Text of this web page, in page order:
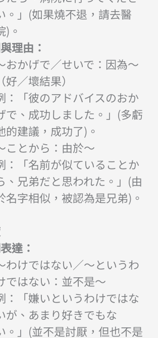
。」(如果燒不退，請去醫
)。
理由：
おかげで／せいで：因為～
（好／壞結果）
：「彼のアドバイスのおか
で、成功しました。」(多虧
的建議，成功了)。
ことから：由於～
：「名前が似ていることか
、兄弟だと思われた。」(由
名字相似，被認為是兄弟)。
達：
わけではない／～というわ
ではない：並不是～
：「嫌いというわけではな
が、あまり好きでもな
。」(並不是討厭，但也不是